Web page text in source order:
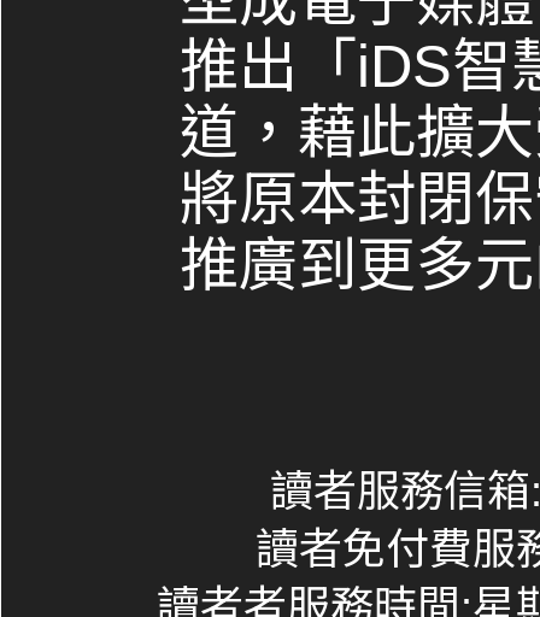
推出「iDS智
道，藉此擴
將原本封閉
推廣到更多
讀者服務信
讀者免付費服
讀者者服務時間:星